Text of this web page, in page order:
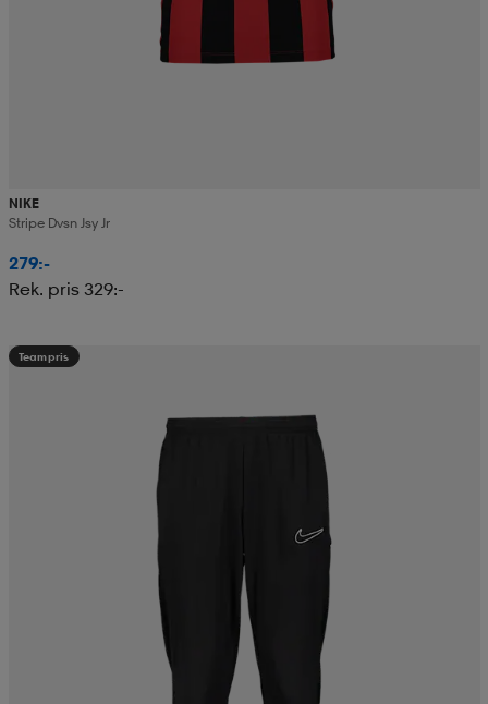
NIKE
Stripe Dvsn Jsy Jr
279:-
Rek. pris 329:-
Teampris